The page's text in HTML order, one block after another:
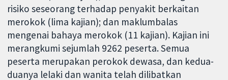
risiko seseorang terhadap penyakit berkaitan
merokok (lima kajian); dan maklumbalas
mengenai bahaya merokok (11 kajian). Kajian ini
merangkumi sejumlah 9262 peserta. Semua
peserta merupakan perokok dewasa, dan kedua-
duanya lelaki dan wanita telah dilibatkan